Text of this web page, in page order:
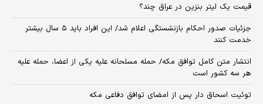
قیمت یک لیتر بنزین در عراق چند؟
جزئیات صدور احکام بازنشستگی اعلام شد/ این افراد باید ۵ سال بیشتر
خدمت کنند
انتشار متن کامل توافق مکه/ حمله مسلحانه علیه یکی از اعضا، حمله علیه
هر سه کشور است
توئیت اسحاق دار پس از امضای توافق دفاعی مکه